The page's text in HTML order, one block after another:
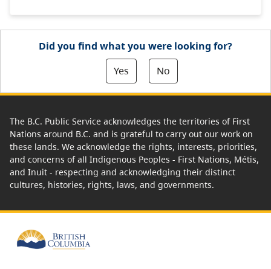
Did you find what you were looking for?
Yes
No
The B.C. Public Service acknowledges the territories of First
Nations around B.C. and is grateful to carry out our work on
these lands. We acknowledge the rights, interests, priorities,
and concerns of all Indigenous Peoples - First Nations, Métis,
and Inuit - respecting and acknowledging their distinct
cultures, histories, rights, laws, and governments.